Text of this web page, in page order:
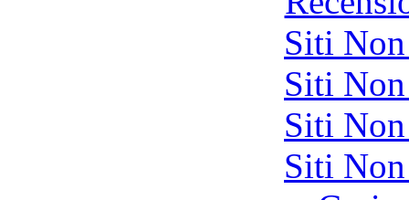
Siti
Siti
Siti
Siti